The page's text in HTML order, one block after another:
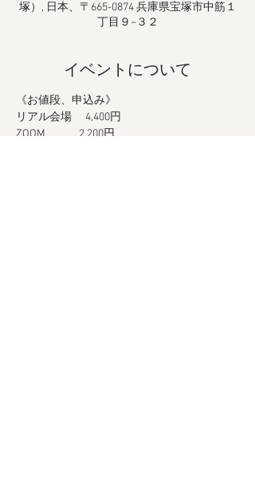
塚）, 日本、〒665-0874 兵庫県宝塚市中筋１
丁目９−３２
イベントについて
《お値段、申込み》
リアル会場　 4,400円
ZOOM　　　2,200円